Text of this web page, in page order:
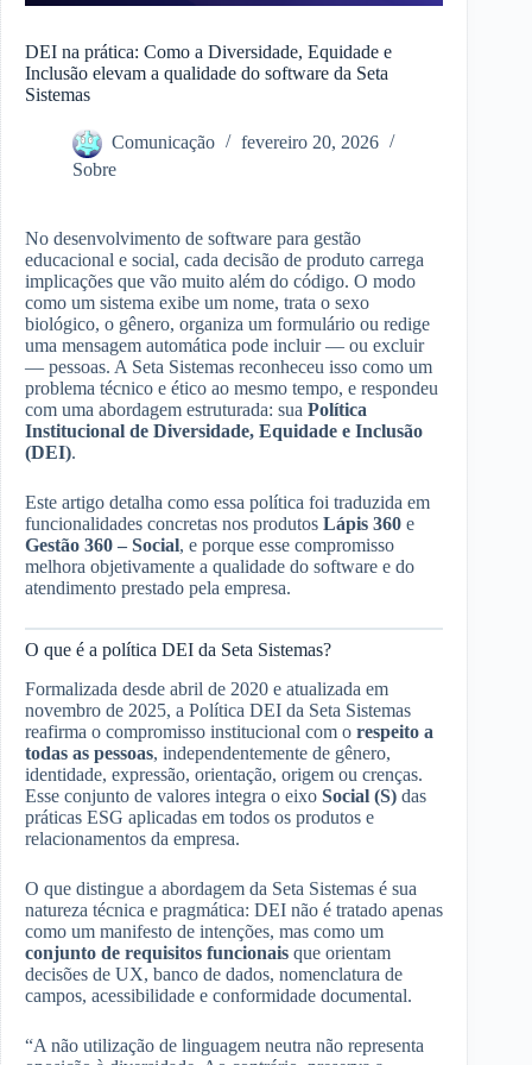
DEI na prática: Como a Diversidade, Equidade e
Inclusão elevam a qualidade do software da Seta
Sistemas
Comunicação
fevereiro 20, 2026
Sobre
No desenvolvimento de software para gestão
educacional e social, cada decisão de produto carrega
implicações que vão muito além do código. O modo
como um sistema exibe um nome, trata o sexo
biológico, o gênero, organiza um formulário ou redige
uma mensagem automática pode incluir — ou excluir
— pessoas. A Seta Sistemas reconheceu isso como um
problema técnico e ético ao mesmo tempo, e respondeu
com uma abordagem estruturada: sua Política
Institucional de Diversidade, Equidade e Inclusão
(DEI).
Este artigo detalha como essa política foi traduzida em
funcionalidades concretas nos produtos Lápis 360 e
Gestão 360 – Social, e porque esse compromisso
melhora objetivamente a qualidade do software e do
atendimento prestado pela empresa.
O que é a política DEI da Seta Sistemas?
Formalizada desde abril de 2020 e atualizada em
novembro de 2025, a Política DEI da Seta Sistemas
reafirma o compromisso institucional com o respeito a
todas as pessoas, independentemente de gênero,
identidade, expressão, orientação, origem ou crenças.
Esse conjunto de valores integra o eixo Social (S) das
práticas ESG aplicadas em todos os produtos e
relacionamentos da empresa.
O que distingue a abordagem da Seta Sistemas é sua
natureza técnica e pragmática: DEI não é tratado apenas
como um manifesto de intenções, mas como um
conjunto de requisitos funcionais que orientam
decisões de UX, banco de dados, nomenclatura de
campos, acessibilidade e conformidade documental.
“A não utilização de linguagem neutra não representa